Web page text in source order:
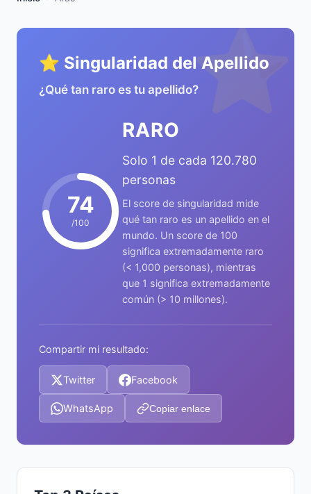
⭐
⭐ Singularidad del Apellido
¿Qué tan raro es tu apellido?
74
/100
RARO
Solo 1 de cada 120.780
personas
El score de singularidad mide
qué tan raro es un apellido en el
mundo. Un score de 100
significa extremadamente raro
(< 1,000 personas), mientras
que 1 significa extremadamente
común (> 10 millones).
Compartir mi resultado:
Twitter Facebook
WhatsApp Copiar enlace